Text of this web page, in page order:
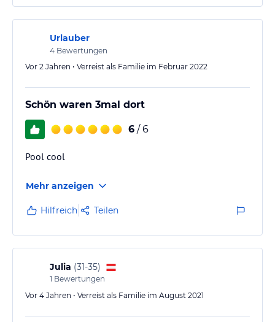
wunderschöne Schwimmbad mit Panoramablick
haben wir jeden Abend gern genutzt. Auch die beiden
Spielzimmer waren bei den Kindern hoch im…
Urlauber
4 Bewertungen
Vor 2 Jahren • Verreist als Familie im Februar 2022
Schön waren 3mal dort
6 / 6
Pool cool
Mehr anzeigen
Hilfreich Teilen
Julia (31-35)
1 Bewertungen
Vor 4 Jahren • Verreist als Familie im August 2021